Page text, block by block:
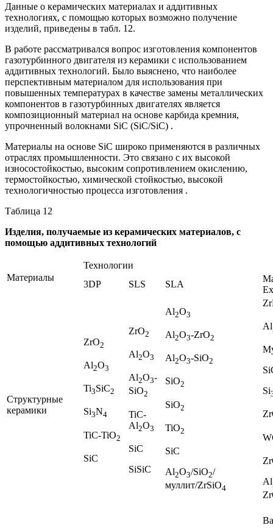
Данные о керамических материалах и аддитивных
технологиях, с помощью которых возможно получение
изделий, приведены в табл. 12.
В работе рассматривался вопрос изготовления компонентов
газотурбинного двигателя из керамики с использованием
аддитивных технологий. Было выяснено, что наиболее
перспективным материалом для использования при
повышенных температурах в качестве замены металлических
компонентов в газотурбинных двигателях является
композиционный материал на основе карбида кремния,
упрочненный волокнами SiC (SiC/SiC) .
Материалы на основе SiC широко применяются в различных
отраслях промышленности. Это связано с их высокой
износостойкостью, высоким сопротивлением окислению,
термостойкостью, химической стойкостью, высокой
технологичностью процесса изготовления .
Таблица 12
Изделия, получаемые из керамических материалов, с
помощью аддитивных технологий
Материалы
Технологии
3DP
SLS SLA
Структурные
керамики
ZrO2
Al2O3
Ti3SiC2
Si3N4
TiC-TiO2
SiC
ZrO2
Al2O3
Al2O3-
SiO2
TiC-
Al2O3
SiC
SiSiC
Al2O3
Al2O3-ZrO2
Al2O3-SiO2
SiO2
SiO2
TiO2
SiC
Al2O3/SiO2/
муллит/ZrSiO4
Al
Si
Al